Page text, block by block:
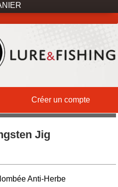
nous ?
Créer un compte
Jig
Anti-Herbe